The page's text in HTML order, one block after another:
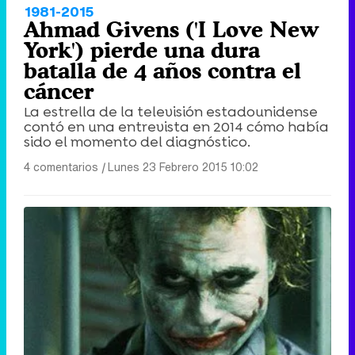
1981-2015
Ahmad Givens ('I Love New
York') pierde una dura
batalla de 4 años contra el
cáncer
La estrella de la televisión estadounidense
contó en una entrevista en 2014 cómo había
sido el momento del diagnóstico.
4 comentarios |Lunes 23 Febrero 2015 10:02